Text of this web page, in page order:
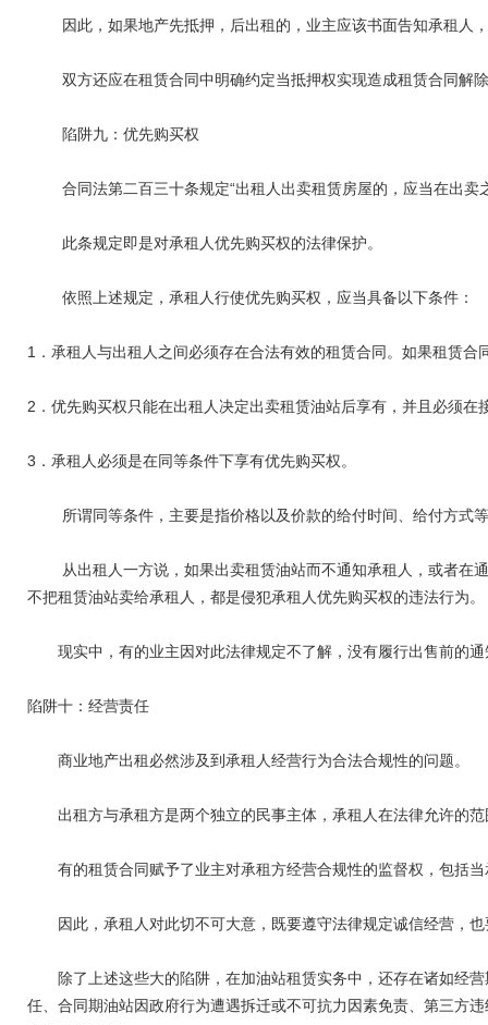
因此，如果地产先抵押，后出租的，业主应该书面告知承租人
双方还应在租赁合同中明确约定当抵押权实现造成租赁合同解
陷阱九：优先购买权
合同法第二百三十条规定“出租人出卖租赁房屋的，应当在出卖
此条规定即是对承租人优先购买权的法律保护。
依照上述规定，承租人行使优先购买权，应当具备以下条件：
1．承租人与出租人之间必须存在合法有效的租赁合同。如果租赁
2．优先购买权只能在出租人决定出卖租赁油站后享有，并且必须
3．承租人必须是在同等条件下享有优先购买权。
所谓同等条件，主要是指价格以及价款的给付时间、给付方式
从出租人一方说，如果出卖租赁油站而不通知承租人，或者在通
不把租赁油站卖给承租人，都是侵犯承租人优先购买权的违法行为。
现实中，有的业主因对此法律规定不了解，没有履行出售前的通
陷阱十：经营责任
商业地产出租必然涉及到承租人经营行为合法合规性的问题。
出租方与承租方是两个独立的民事主体，承租人在法律允许的范
有的租赁合同赋予了业主对承租方经营合规性的监督权，包括当
因此，承租人对此切不可大意，既要遵守法律规定诚信经营，也
除了上述这些大的陷阱，在加油站租赁实务中，还存在诸如经营
任、合同期油站因政府行为遭遇拆迁或不可抗力因素免责、第三方